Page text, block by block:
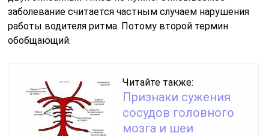
заболевание считается частным случаем нарушения
работы водителя ритма. Потому второй термин
обобщающий.
Читайте также:
Признаки сужения
сосудов головного
мозга и шеи